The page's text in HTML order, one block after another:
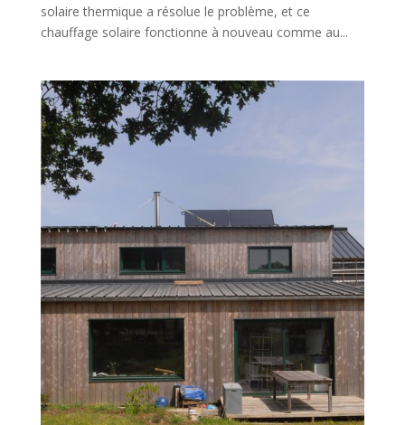
solaire thermique a résolue le problème, et ce
chauffage solaire fonctionne à nouveau comme au...